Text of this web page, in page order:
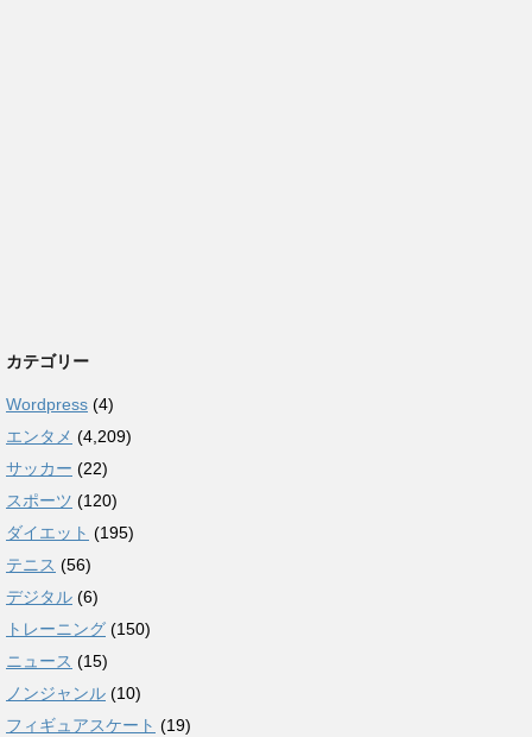
カテゴリー
Wordpress (4)
エンタメ (4,209)
サッカー (22)
スポーツ (120)
ダイエット (195)
テニス (56)
デジタル (6)
トレーニング (150)
ニュース (15)
ノンジャンル (10)
フィギュアスケート (19)